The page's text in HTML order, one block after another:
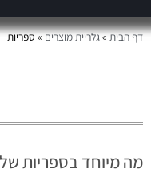
דף הבית»גלריית מוצרים»ספריות
מה מיוחד בספריות של